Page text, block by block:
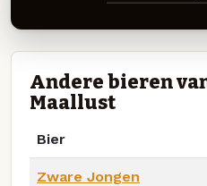
Andere bieren
Maallust
Bier
Zware Jongen